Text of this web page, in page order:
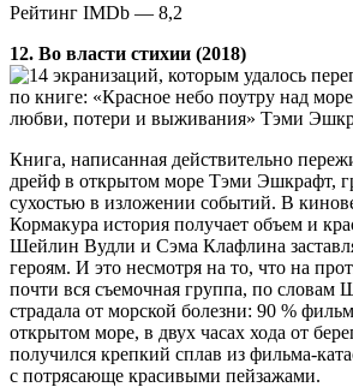
Рейтинг IMDb — 8,2
12. Во власти стихии (2018)
по книге: «Красное небо поутру над
любви, потери и выживания» Тэми
Книга, написанная действительно
дрейф в открытом море Тэми Эшкрафт,
сухостью в изложении событий. В
Кормакура история получает объем и
Шейлин Вудли и Сэма Клафлина
героям. И это несмотря на то, что на
почти вся съемочная группа, по словам
страдала от морской болезни: 90 %
открытом море, в двух часах хода от
получился крепкий сплав из фильма-
с потрясающе красивыми пейзажами.